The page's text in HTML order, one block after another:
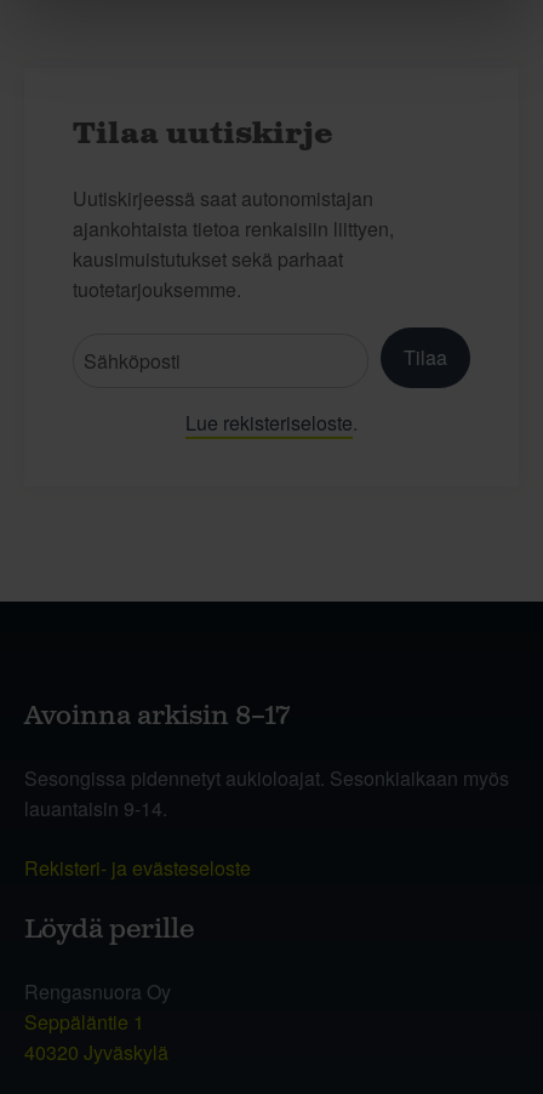
Tilaa uutiskirje
Uutiskirjeessä saat autonomistajan
ajankohtaista tietoa renkaisiin liittyen,
kausimuistutukset sekä parhaat
tuotetarjouksemme.
Tilaa
Lue rekisteriseloste.
Avoinna arkisin 8–17
Sesongissa pidennetyt aukioloajat. Sesonkiaikaan myös
lauantaisin 9-14.
Rekisteri- ja evästeseloste
Löydä perille
Rengasnuora Oy
Seppäläntie 1
40320 Jyväskylä